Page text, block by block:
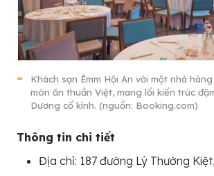
Khách sạn Êmm Hội An với một nhà
món ăn thuần Việt, mang lối kiến trúc
Dương cổ kính. (nguồn: Booking.com)
Thông tin chi tiết
Địa chỉ: 187 đường Lý Thường